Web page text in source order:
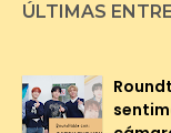
ÚLTIMAS